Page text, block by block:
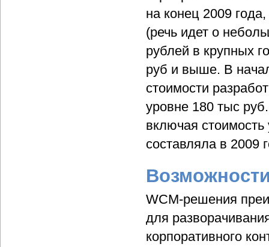
на конец 2009
(речь идет о
рублей в крупных
руб и выше. В
стоимости
уровне 180 тыс
включая
составляла в 2009
WCM-решения
для
корпоративного